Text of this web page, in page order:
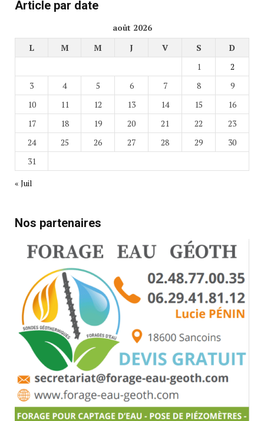
Article par date
août 2026
L
M M J V S
D
1
2
3
4 5 6 7 8
9
10
11 12 13 14 15
16
17
18 19 20 21 22
23
24
25 26 27 28 29
30
31
« Juil
Nos partenaires